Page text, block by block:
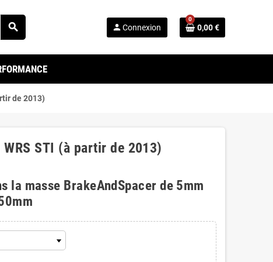
search person Connexion
0
0,00 €
de 2013)
STI (à partir de 2013)
la masse BrakeAndSpacer de 5mm